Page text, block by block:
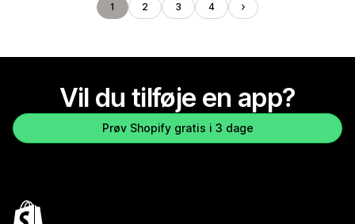
1 2 3 4
Vil du tilføje en app?
Prøv Shopify gratis i 3 dage